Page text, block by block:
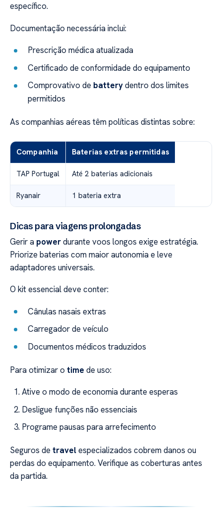
específico.
Documentação necessária inclui:
Prescrição médica atualizada
Certificado de conformidade do equipamento
Comprovativo de batterydentro dos limites
permitidos
As companhias aéreas têm políticas distintas sobre:
Companhia Baterias extras permitidas
TAP Portugal Até 2 baterias adicionais
Ryanair 1 bateria extra
Dicas para viagens prolongadas
Gerir a powerdurante voos longos exige estratégia.
Priorize baterias com maior autonomia e leve
adaptadores universais.
O kit essencial deve conter:
Cânulas nasais extras
Carregador de veículo
Documentos médicos traduzidos
Para otimizar o time de uso:
Ative o modo de economia durante esperas
Desligue funções não essenciais
Programe pausas para arrefecimento
Seguros de travelespecializados cobrem danos ou
perdas do equipamento. Verifique as coberturas antes
da partida.